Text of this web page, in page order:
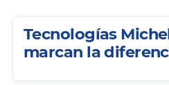
Tecnologías
marcan la